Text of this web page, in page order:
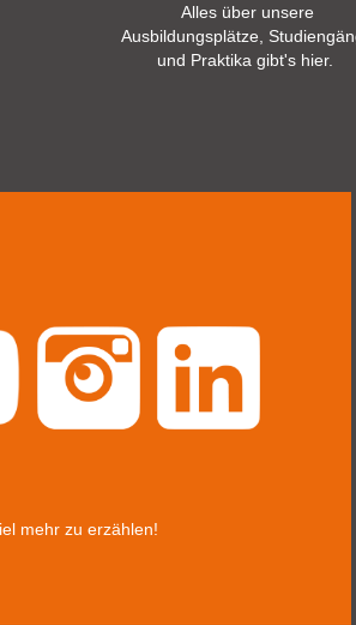
Alles über unsere
Ausbildungsplätze,
und Praktika gibt's hier.
mehr zu erzählen!